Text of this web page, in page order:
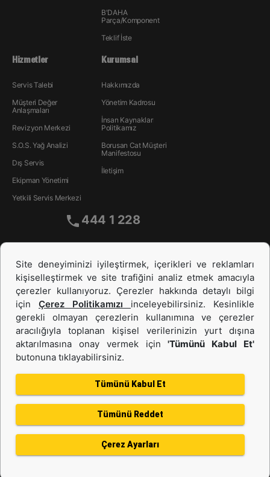
B'DAHA
Parça/Komponent
Teklif İste
Hizmetler
Servis Talebi
Müşteri Değer
Anlaşmaları
Revizyon Merkezi
S.O.S. Yağ Analizi
Dış Servis
Ekipman Yönetimi
Yetkili Servis Merkezi
Kurumsal
Hakkımızda
Yönetim Kadrosu
İnsan Kaynakları
Politikamız
Borusan Cat Müşteri
Manifestosu
İletişim
444 1 228
İş Makinası ve Güç Sistemleri
İkinci el ve Kiralama
Gizlilik Politikası
Kullanım Şartları
Çerez politikası
Bilgi Toplumu Hizmeti
Kişisel Verilerin Korunması
Site deneyiminizi iyileştirmek, içerikleri ve reklamları
kişiselleştirmek ve site trafiğini analiz etmek amacıyla
çerezler kullanıyoruz. Çerezler hakkında detaylı bilgi
için Çerez Politikamızı inceleyebilirsiniz. Kesinlikle
gerekli olmayan çerezlerin kullanımına ve çerezler
aracılığıyla toplanan kişisel verilerinizin yurt dışına
aktarılmasına onay vermek için'Tümünü Kabul Et'
butonuna tıklayabilirsiniz.
Tümünü Kabul Et
Tümünü Reddet
Çerez Ayarları